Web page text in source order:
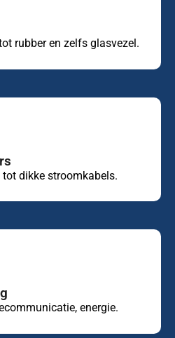
rubber en zelfs glasvezel.
dikke stroomkabels.
energie.